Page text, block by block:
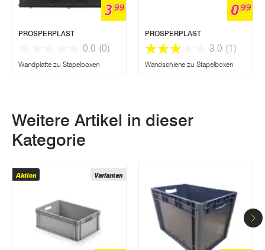
399
PROSPERPLAST
0.0 (0)
Wandplatte zu Stapelboxen
099
PROSPERPLAST
3.0 (1)
Wandschiene zu Stapelboxen
Weitere Artikel in dieser
Kategorie
Varianten
Aktion